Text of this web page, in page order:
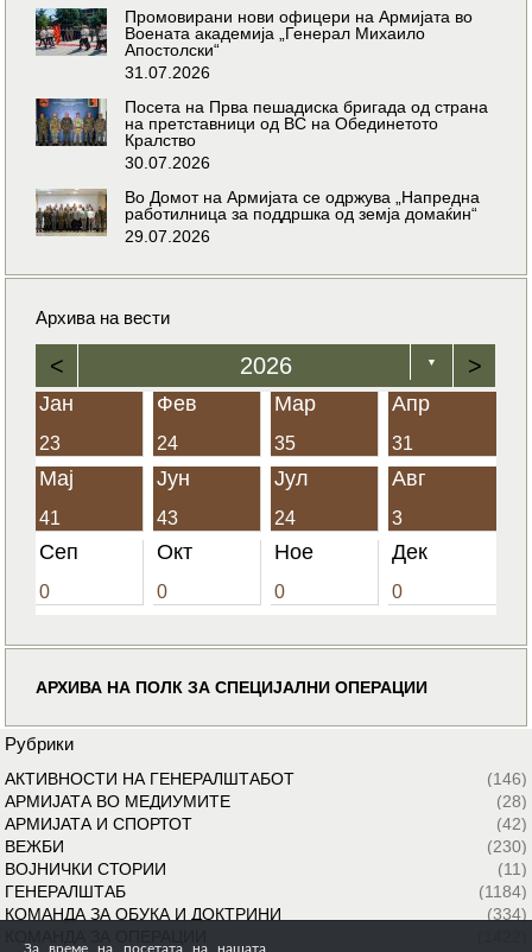
Промовирани нови офицери на Армијата во
Воената академија „Генерал Михаило
Апостолски“
31.07.2026
Посета на Прва пешадиска бригада од страна
на претставници од ВС на Обединетото
Кралство
30.07.2026
Во Домот на Армијата се одржува „Напредна
работилница за поддршка од земја домаќин“
29.07.2026
Архива на вести
< 2026 ▼ >
Јан
23
Фев
24
Мар
35
Апр
31
Мај
41
Јун
43
Јул
24
Авг
3
Сеп
0
Окт
0
Ное
0
Дек
0
АРХИВА НА ПОЛК ЗА СПЕЦИЈАЛНИ ОПЕРАЦИИ
Рубрики
АКТИВНОСТИ НА ГЕНЕРАЛШТАБОТ
(146)
АРМИЈАТА ВО МЕДИУМИТЕ
(28)
АРМИЈАТА И СПОРТОТ
(42)
ВЕЖБИ
(230)
ВОЈНИЧКИ СТОРИИ
(11)
ГЕНЕРАЛШТАБ
(1184)
КОМАНДА ЗА ОБУКА И ДОКТРИНИ
(334)
За време на посетата на нашата